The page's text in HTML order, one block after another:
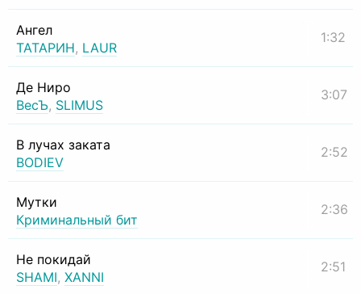
Ангел
ТАТАРИН, LAUR
1:32
Де Ниро
ВесЪ, SLIMUS
3:07
В лучах заката
BODIEV
2:52
Мутки
Криминальный бит
2:36
Не покидай
SHAMI, XANNI
2:51